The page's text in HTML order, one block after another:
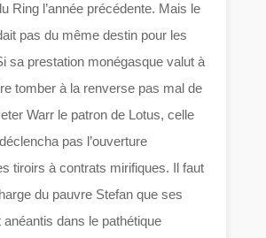
Ring l’année précédente. Mais le
pas du même destin pour les
sa prestation monégasque valut à
tomber à la renverse pas mal de
Warr le patron de Lotus, celle
pas l’ouverture
tiroirs à contrats mirifiques. Il faut
du pauvre Stefan que ses
anéantis dans le pathétique